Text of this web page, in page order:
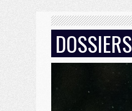
DOSSIERS